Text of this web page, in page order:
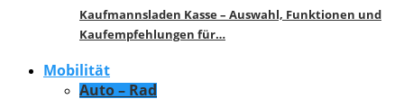
Kaufmannsladen Kasse – Auswahl, Funktionen und
Kaufempfehlungen für…
Mobilität
Auto – Rad